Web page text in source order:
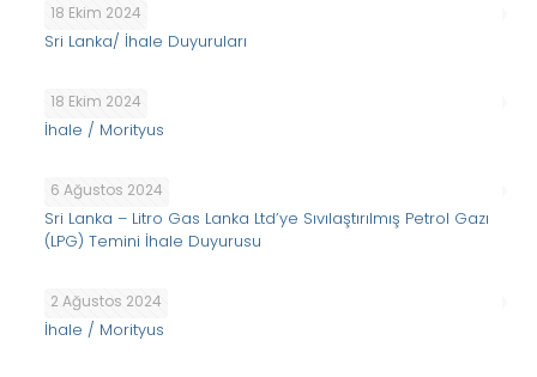
18 Ekim 2024
Sri Lanka/ İhale Duyuruları
18 Ekim 2024
İhale / Morityus
6 Ağustos 2024
Sri Lanka – Litro Gas Lanka Ltd’ye Sıvılaştırılmış Petrol Gazı
(LPG) Temini İhale Duyurusu
2 Ağustos 2024
İhale / Morityus